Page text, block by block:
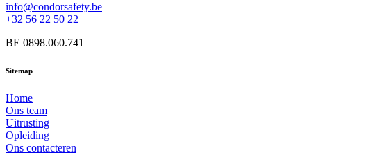
info@condorsafety.be
+32 56 22 50 22
BE 0898.060.741
Sitemap
Home
Ons team
Uitrusting
Opleiding
Ons contacteren